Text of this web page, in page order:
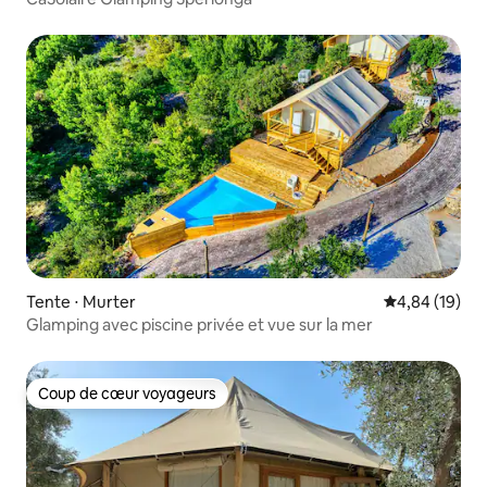
Tente ⋅ Murter Évaluation
4,84 (19)
Glamping avec piscine privée et vue sur la mer
Coup de cœur voyageurs
Coup de cœur voyageurs